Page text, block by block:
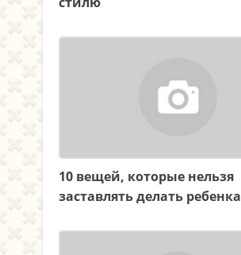
10 вещей, которые нельзя
заставлять делать ребенка